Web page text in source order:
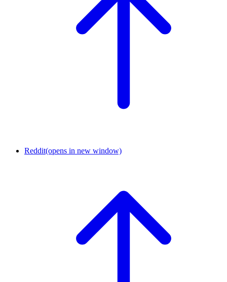
Reddit(opens in new window)